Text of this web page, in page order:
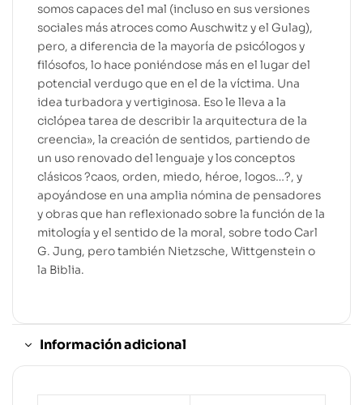
somos capaces del mal (incluso en sus versiones
sociales más atroces como Auschwitz y el Gulag),
pero, a diferencia de la mayoría de psicólogos y
filósofos, lo hace poniéndose más en el lugar del
potencial verdugo que en el de la víctima. Una
idea turbadora y vertiginosa. Eso le lleva a la
ciclópea tarea de describir la arquitectura de la
creencia», la creación de sentidos, partiendo de
un uso renovado del lenguaje y los conceptos
clásicos ?caos, orden, miedo, héroe, logos…?, y
apoyándose en una amplia nómina de pensadores
y obras que han reflexionado sobre la función de la
mitología y el sentido de la moral, sobre todo Carl
G. Jung, pero también Nietzsche, Wittgenstein o
la Biblia.
Información adicional